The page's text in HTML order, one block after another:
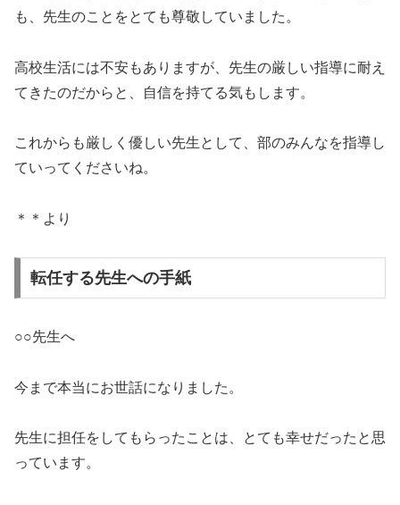
も、先生のことをとても尊敬していました。
高校生活には不安もありますが、先生の厳しい指導に耐え
てきたのだからと、自信を持てる気もします。
これからも厳しく優しい先生として、部のみんなを指導し
ていってくださいね。
＊＊より
転任する先生への手紙
○○先生へ
今まで本当にお世話になりました。
先生に担任をしてもらったことは、とても幸せだったと思
っています。